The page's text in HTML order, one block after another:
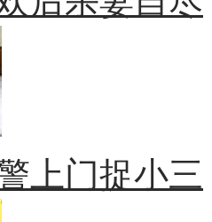
上门捉小三